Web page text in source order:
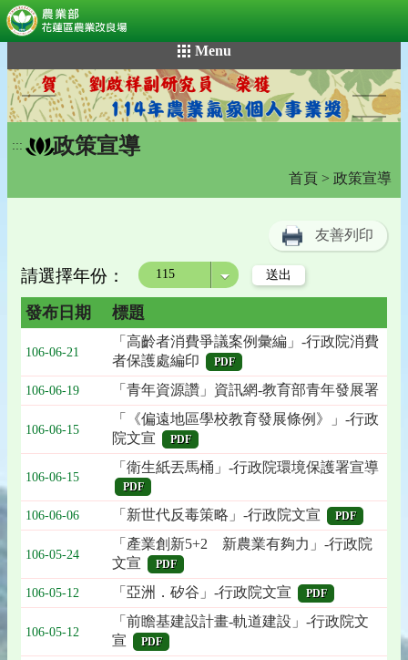
到
主
要
內
容
Menu
::: 政策宣導
首頁 > 政策宣導
友善列印
請選擇年份：
年度
發布日期 標題
106-06-21
「高齡者消費爭議案例彙編」-行政院消費
者保護處編印
PDF
106-06-19 「青年資源讚」資訊網-教育部青年發展署
106-06-15
「《偏遠地區學校教育發展條例》」-行政
院文宣
PDF
106-06-15
「衛生紙丟馬桶」-行政院環境保護署宣導
PDF
106-06-06 「新世代反毒策略」-行政院文宣 PDF
106-05-24
「產業創新5+2 新農業有夠力」-行政院
文宣
PDF
106-05-12 「亞洲．矽谷」-行政院文宣 PDF
106-05-12
「前瞻基建設計畫-軌道建設」-行政院文
宣
PDF